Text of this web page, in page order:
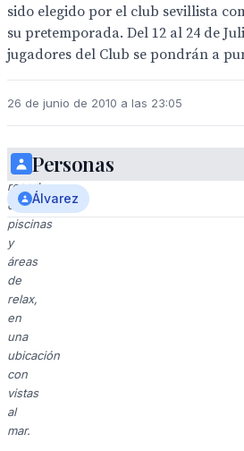
sido elegido por el club sevillista
su pretemporada. Del 12 al 24 de
jugadores del Club se pondrán a
26 de junio de 2010 a las 23:05
Un
resort
con
piscinas
y
áreas
de
relax,
en
una
ubicación
con
vistas
al
mar.
Personas
Álvarez